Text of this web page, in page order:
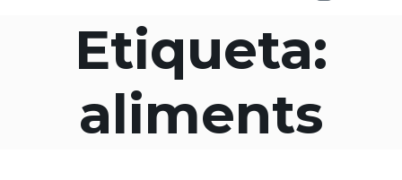
Etiqueta:
aliments